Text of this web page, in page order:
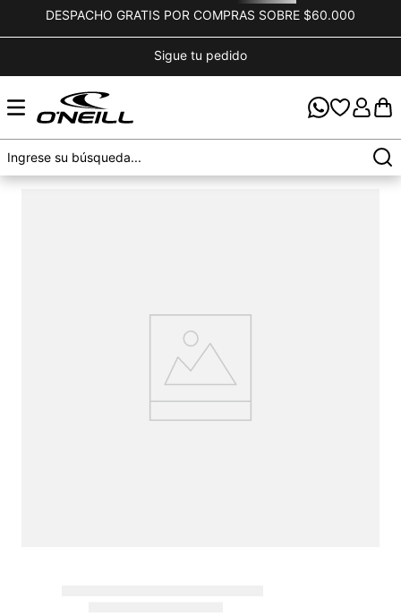
DESPACHO GRATIS POR COMPRAS SOBRE $60.000
Sigue tu pedido